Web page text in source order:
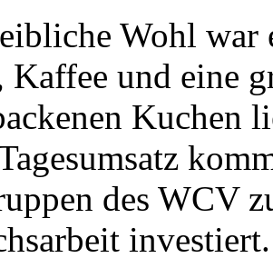
Wohl war
Kaffee und eine
Kuchen
des WCV
investiert.